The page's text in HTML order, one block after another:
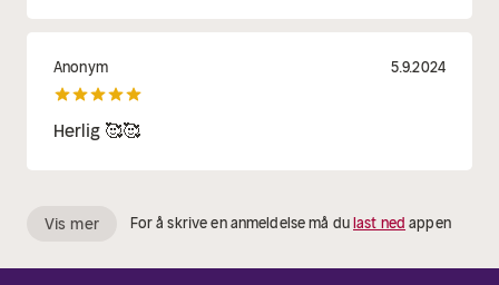
Anonym 5.9.2024
Herlig 🥰🥰
Vis mer For å skrive en anmeldelse må dulast ned appen